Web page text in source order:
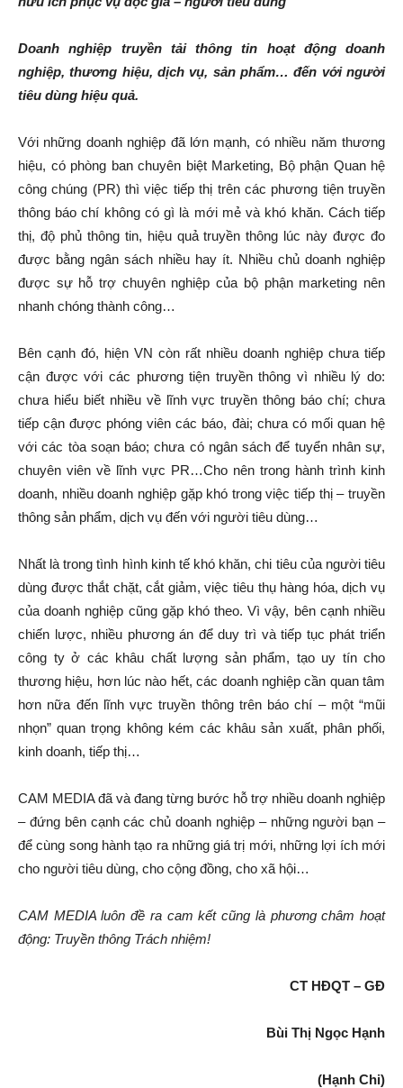
Doanh nghiệp truyền tải thông tin hoạt động doanh
nghiệp, thương hiệu, dịch vụ, sản phẩm… đến với người
tiêu dùng hiệu quả.
Với những doanh nghiệp đã lớn mạnh, có nhiều năm thương
hiệu, có phòng ban chuyên biệt Marketing, Bộ phận Quan hệ
công chúng (PR) thì việc tiếp thị trên các phương tiện truyền
thông báo chí không có gì là mới mẻ và khó khăn. Cách tiếp
thị, độ phủ thông tin, hiệu quả truyền thông lúc này được đo
được bằng ngân sách nhiều hay ít. Nhiều chủ doanh nghiệp
được sự hỗ trợ chuyên nghiệp của bộ phận marketing nên
nhanh chóng thành công…
Bên cạnh đó, hiện VN còn rất nhiều doanh nghiệp chưa tiếp
cận được với các phương tiện truyền thông vì nhiều lý do:
chưa hiểu biết nhiều về lĩnh vực truyền thông báo chí; chưa
tiếp cận được phóng viên các báo, đài; chưa có mối quan hệ
với các tòa soạn báo; chưa có ngân sách để tuyển nhân sự,
chuyên viên về lĩnh vực PR…Cho nên trong hành trình kinh
doanh, nhiều doanh nghiệp gặp khó trong việc tiếp thị – truyền
thông sản phẩm, dịch vụ đến với người tiêu dùng…
Nhất là trong tình hình kinh tế khó khăn, chi tiêu của người tiêu
dùng được thắt chặt, cắt giảm, việc tiêu thụ hàng hóa, dịch vụ
của doanh nghiệp cũng gặp khó theo. Vì vậy, bên cạnh nhiều
chiến lược, nhiều phương án để duy trì và tiếp tục phát triển
công ty ở các khâu chất lượng sản phẩm, tạo uy tín cho
thương hiệu, hơn lúc nào hết, các doanh nghiệp cần quan tâm
hơn nữa đến lĩnh vực truyền thông trên báo chí – một “mũi
nhọn” quan trọng không kém các khâu sản xuất, phân phối,
kinh doanh, tiếp thị…
CAM MEDIA đã và đang từng bước hỗ trợ nhiều doanh nghiệp
– đứng bên cạnh các chủ doanh nghiệp – những người bạn –
để cùng song hành tạo ra những giá trị mới, những lợi ích mới
cho người tiêu dùng, cho cộng đồng, cho xã hội…
CAM MEDIA luôn đề ra cam kết cũng là phương châm hoạt
động: Truyền thông Trách nhiệm!
CT HĐQT – GĐ
Bùi Thị Ngọc Hạnh
(Hạnh Chi)